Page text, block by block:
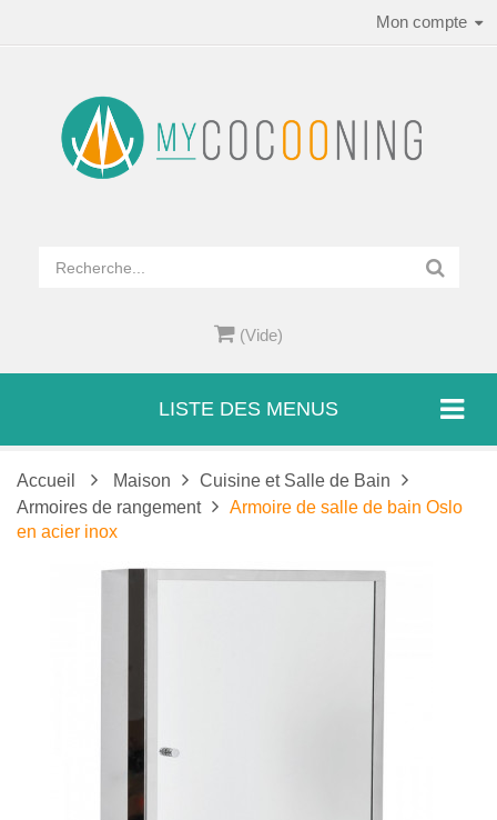
Mon compte
(Vide)
LISTE DES MENUS
Accueil Maison
Cuisine et Salle de Bain
Armoires de rangement
Armoire de salle de bain Oslo
en acier inox